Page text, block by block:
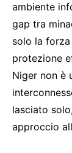
ambiente
gap tra
solo la forza
protezione
Niger non è
lasciato
approccio